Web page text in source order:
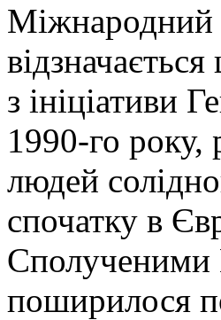
Міжнародний
з ініціативи
1990-го
людей
спочатку в
Сполученими
поширилося